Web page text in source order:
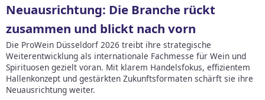
Neuausrichtung: Die Branche rückt
zusammen und blickt nach vorn
Die ProWein Düsseldorf 2026 treibt ihre strategische
Weiterentwicklung als internationale Fachmesse für Wein und
Spirituosen gezielt voran. Mit klarem Handelsfokus, effizientem
Hallenkonzept und gestärkten Zukunftsformaten schärft sie ihre
Neuausrichtung weiter.